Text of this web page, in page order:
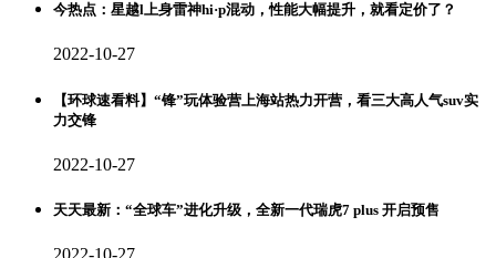
今热点：星越l上身雷神hi·p混动，性能大幅提升，就看定价了？
2022-10-27
【环球速看料】“锋”玩体验营上海站热力开营，看三大高人气suv实
力交锋
2022-10-27
天天最新：“全球车”进化升级，全新一代瑞虎7 plus 开启预售
2022-10-27